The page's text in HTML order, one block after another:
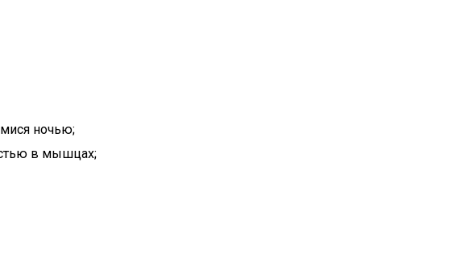
ночью;
в мышцах;